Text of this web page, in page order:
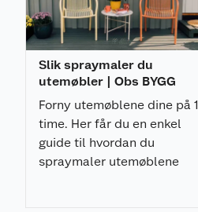
Slik spraymaler du
utemøbler | Obs BYGG
Forny utemøblene dine på 1
time. Her får du en enkel
guide til hvordan du
spraymaler utemøblene